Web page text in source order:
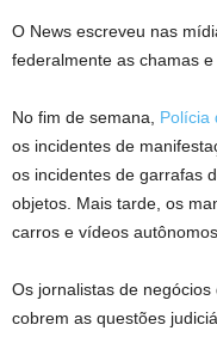
O News escreveu nas
federalmente as chamas e
No fim de semana, Polícia
os incidentes de
os incidentes de garrafas
objetos. Mais tarde, os
carros e vídeos
Os jornalistas de
cobrem as questões